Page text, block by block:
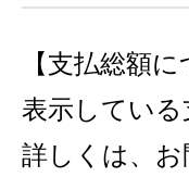
【支払総額に
表示してい
詳しくは、お